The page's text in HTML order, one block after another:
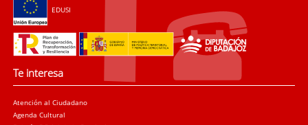
EDUSI
Te interesa
Atención al Ciudadano
Agenda Cultural